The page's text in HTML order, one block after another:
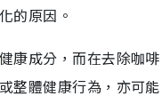
的原因。
康成分，而在去除咖啡
整體健康行為，亦可能